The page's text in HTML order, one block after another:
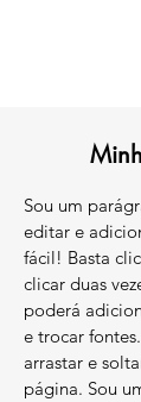
Sou um
editar e
fácil! Basta
clicar duas
poderá
e trocar
arrastar e
página. Sou